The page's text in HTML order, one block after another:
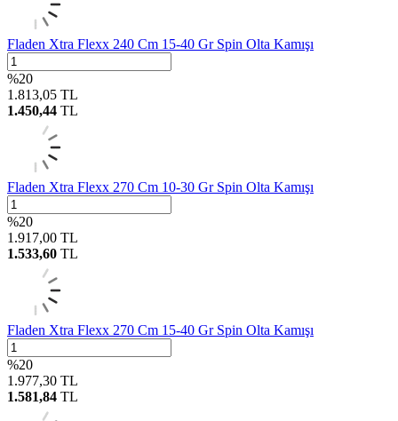
Fladen Xtra Flexx 240 Cm 15-40 Gr Spin Olta Kamışı
%20
1.813,05 TL
1.450,44 TL
Fladen Xtra Flexx 270 Cm 10-30 Gr Spin Olta Kamışı
%20
1.917,00 TL
1.533,60 TL
Fladen Xtra Flexx 270 Cm 15-40 Gr Spin Olta Kamışı
%20
1.977,30 TL
1.581,84 TL